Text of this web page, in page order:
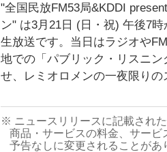
"全国民放FM53局&KDDI
ン" は3月21日 (日・祝) 午後7
生放送です。当日はラジオや
地での「パブリック・リスニ
せ、レミオロメンの一夜限り
※ ニュースリリースに記載され
商品・サービスの料金、サー
予告なしに変更されることが